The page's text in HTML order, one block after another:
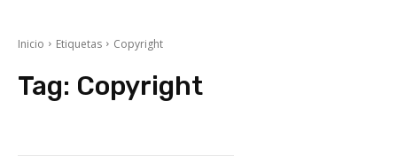
Inicio Etiquetas Copyright
Tag: Copyright